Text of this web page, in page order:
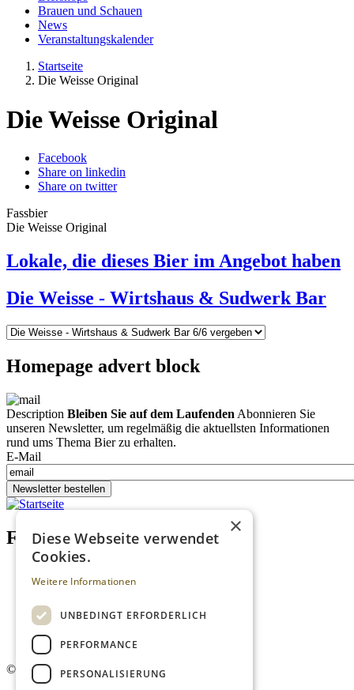
Brauen und Schauen
News
Veranstaltungskalender
Startseite
Die Weisse Original
Die Weisse Original
Facebook
Share on linkedin
Share on twitter
Fassbier
Die Weisse Original
Lokale, die dieses Bier im Angebot haben
Die Weisse - Wirtshaus & Sudwerk Bar
Homepage advert block
Description Bleiben Sie auf dem Laufenden Abonnieren Sie
unseren Newsletter, um regelmäßig die aktuellsten Informationen
rund ums Thema Bier zu erhalten.
E-Mail
Newsletter bestellen
Footer menu (DE)
Impressum
Mediadaten
AGB
Newsletter
© 2026. Alle Rechte vorbehalten.
×
Diese Webseite verwendet
Cookies.
Weitere Informationen
UNBEDINGT ERFORDERLICH
PERFORMANCE
PERSONALISIERUNG